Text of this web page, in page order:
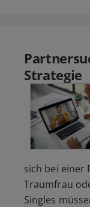
Strategie
sich bei einer
Traumfrau
Singles